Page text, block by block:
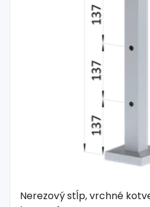
Nerezový stĺp, vrchné